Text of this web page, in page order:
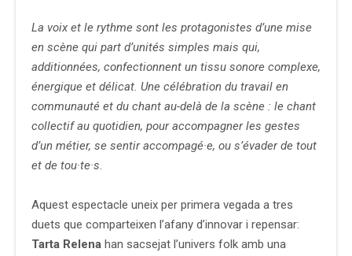
La voix et le rythme sont les protagonistes d’une mise
en scène qui part d’unités simples mais qui,
additionnées, confectionnent un tissu sonore complexe,
énergique et délicat. Une célébration du travail en
communauté et du chant au-delà de la scène : le chant
collectif au quotidien, pour accompagner les gestes
d’un métier, se sentir accompagé·e, ou s’évader de tout
et de tou·te·s.
Aquest espectacle uneix per primera vegada a tres
duets que comparteixen l’afany d’innovar i repensar:
Tarta Relena han sacsejat l’univers folk amb una